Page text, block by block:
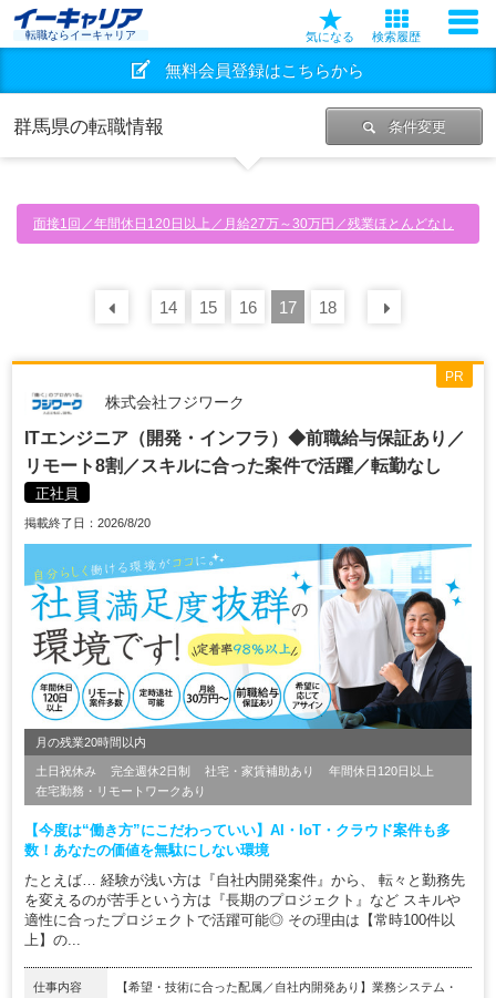
転職ならイーキャリア 気になる 検索履歴
無料会員登録はこちらから
群馬県の転職情報 条件変更
面接1回／年間休日120日以上／月給27万～30万円／残業ほとんどなし
前の 30件
14 15 16 17 18
株式会社フジワーク
ITエンジニア（開発・インフラ）◆前職給与保証あり／
リモート8割／スキルに合った案件で活躍／転勤なし
正社員
掲載終了日：2026/8/20
月の残業20時間以内
土日祝休み 完全週休2日制 社宅・家賃補助あり
年間休日120日以上
在宅勤務・リモートワークあり
【今度は“働き方”にこだわっていい】AI・IoT・クラウド案件も多
数！あなたの価値を無駄にしない環境
たとえば… 経験が浅い方は『自社内開発案件』から、 転々と勤務先
を変えるのが苦手という方は『長期のプロジェクト』など スキルや
適性に合ったプロジェクトで活躍可能◎ その理由は【常時100件以
上】の...
仕事内容
【希望・技術に合った配属／自社内開発あり】業務システム・
PR